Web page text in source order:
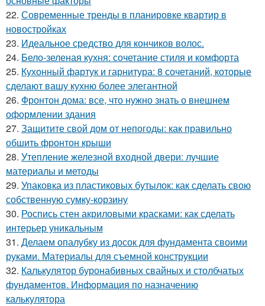
22. Современные тренды в планировке квартир в
новостройках
23. Идеальное средство для кончиков волос.
24. Бело-зеленая кухня: сочетание стиля и комфорта
25. Кухонный фартук и гарнитура: 8 сочетаний, которые
сделают вашу кухню более элегантной
26. Фронтон дома: все, что нужно знать о внешнем
оформлении здания
27. Защитите свой дом от непогоды: как правильно
обшить фронтон крыши
28. Утепление железной входной двери: лучшие
материалы и методы
29. Упаковка из пластиковых бутылок: как сделать свою
собственную сумку-корзину
30. Роспись стен акриловыми красками: как сделать
интерьер уникальным
31. Делаем опалубку из досок для фундамента своими
руками. Материалы для съемной конструкции
32. Калькулятор буронабивных свайных и столбчатых
фундаментов. Информация по назначению
калькулятора